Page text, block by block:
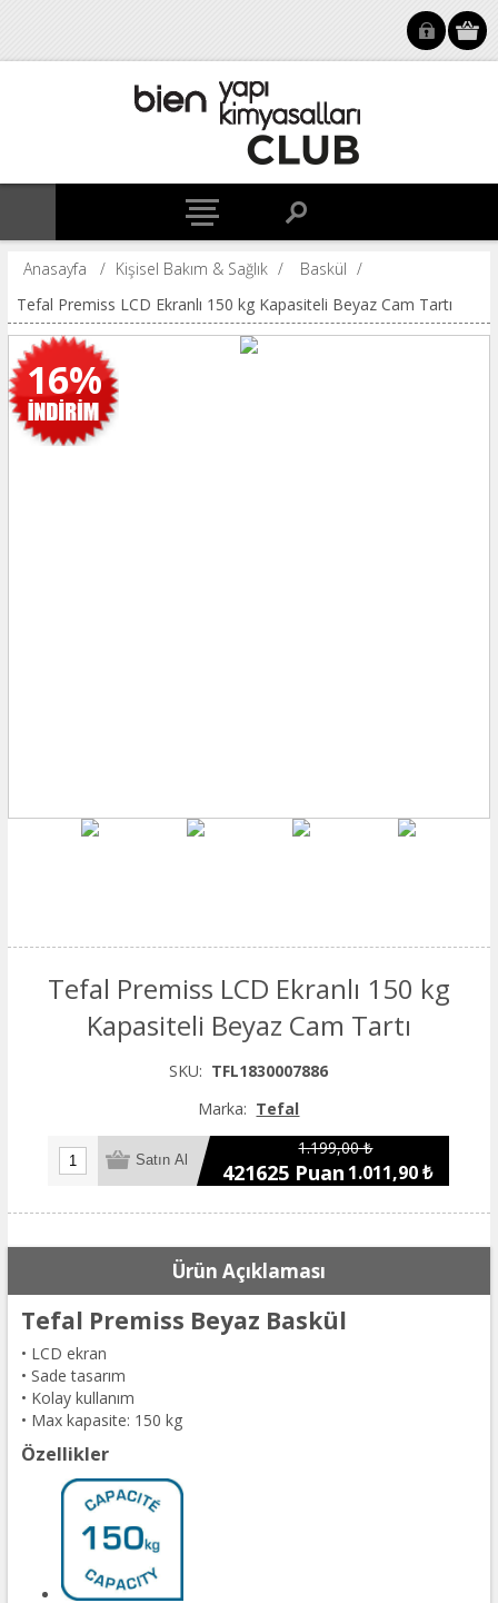
Anasayfa / Kişisel Bakım & Sağlık / Baskül /
Tefal Premiss LCD Ekranlı 150 kg Kapasiteli Beyaz Cam Tartı
16%
Tefal Premiss LCD Ekranlı 150 kg
Kapasiteli Beyaz Cam Tartı
SKU: TFL1830007886
Marka: Tefal
1.199,00 ₺
421625 Puan 1.011,90 ₺
Ürün Açıklaması
Tefal Premiss Beyaz Baskül
• LCD ekran
• Sade tasarım
• Kolay kullanım
• Max kapasite: 150 kg
Özellikler